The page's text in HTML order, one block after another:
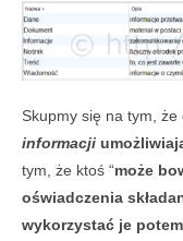
Skupmy się na tym, że
informacji
tym, że ktoś “może
oświadczenia
wykorzystać je